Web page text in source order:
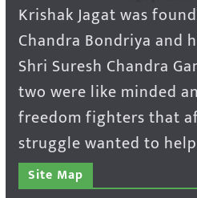
Krishak Jagat was
Chandra Bondriya and
Shri Suresh Chandra
two were like minded
freedom fighters that
struggle wanted to
Site Map